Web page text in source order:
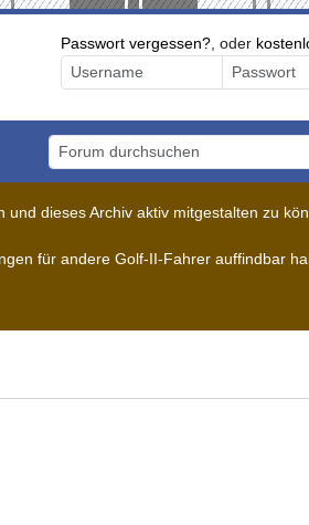
Passwort vergessen? , oder
Forum durchsuchen
dieses Archiv aktiv mitgestalten zu
für andere Golf-II-Fahrer auffindbar